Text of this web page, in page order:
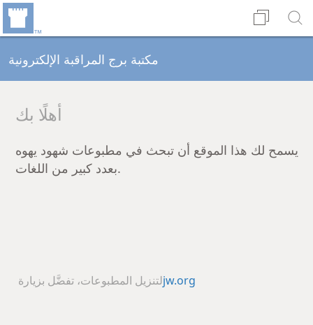
مكتبة برج المراقبة الإلكترونية
أهلًا بك
يسمح لك هذا الموقع أن تبحث في مطبوعات شهود يهوه
بعدد كبير من اللغات.
لتنزيل المطبوعات، تفضَّل بزيارة ‏jw.org